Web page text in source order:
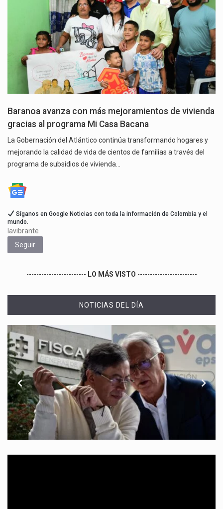
Baranoa avanza con más mejoramientos de vivienda
gracias al programa Mi Casa Bacana
La Gobernación del Atlántico continúa transformando hogares y
mejorando la calidad de vida de cientos de familias a través del
programa de subsidios de vivienda…
Síganos en Google Noticias con toda la información de Colombia y el
mundo.
lavibrante
Seguir
------------------------ LO MÁS VISTO ------------------------
NOTICIAS DEL DÍA